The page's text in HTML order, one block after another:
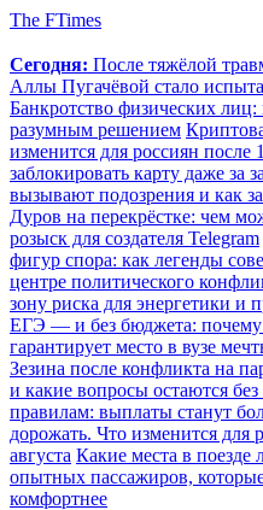
The FTimes
Сегодня: После тяжёлой
Аллы Пугачёвой стало
Банкротство физических лиц:
разумным решением
изменится для россиян после
заблокировать карту даже
вызывают подозрения и как
Дуров на перекрёстке: чем
розыск для создателя Telegram
фигур спора: как легенды
центре политического
зону риска для энергетики и
ЕГЭ — и без бюджета: почему
гарантирует место в вузе
Зезина после конфликта на
и какие вопросы остаются без
правилам: выплаты станут
дорожать. Что изменится для
августа Какие места в поезде
опытных пассажиров,
комфортнее